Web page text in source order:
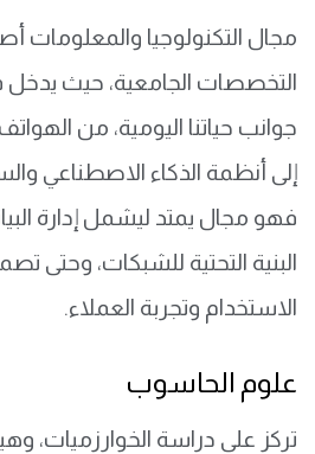
مجال التكنولوجيا والمعلومات
التخصصات الجامعية، حيث
جوانب حياتنا اليومية، من
إلى أنظمة الذكاء الاصطناعي
فهو مجال يمتد ليشمل إدارة
البنية التحتية للشبكات، وحتى
الاستخدام وتجربة العملاء.
علوم الحاسوب
تركز على دراسة الخوارزميات،